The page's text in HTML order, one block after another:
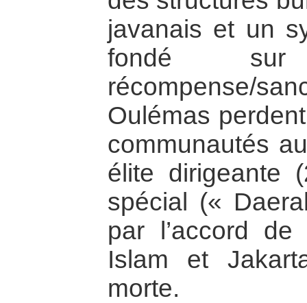
javanais et un
fondé
récompense/
Oulémas
communautés
élite dirigeante
spécial («
par l’accord
Islam et
morte.